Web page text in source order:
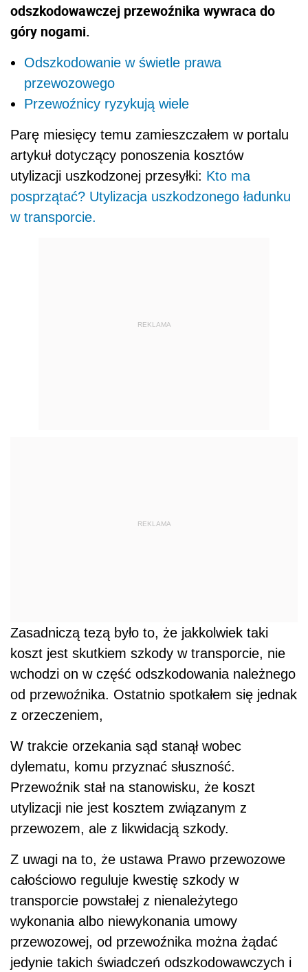
odszkodowawczej przewoźnika wywraca do
góry nogami.
Odszkodowanie w świetle prawa
przewozowego
Przewoźnicy ryzykują wiele
Parę miesięcy temu zamieszczałem w portalu
artykuł dotyczący ponoszenia kosztów
utylizacji uszkodzonej przesyłki: Kto ma
posprzątać? Utylizacja uszkodzonego ładunku
w transporcie.
REKLAMA
REKLAMA
Zasadniczą tezą było to, że jakkolwiek taki
koszt jest skutkiem szkody w transporcie, nie
wchodzi on w część odszkodowania należnego
od przewoźnika. Ostatnio spotkałem się jednak
z orzeczeniem,
W trakcie orzekania sąd stanął wobec
dylematu, komu przyznać słuszność.
Przewoźnik stał na stanowisku, że koszt
utylizacji nie jest kosztem związanym z
przewozem, ale z likwidacją szkody.
Z uwagi na to, że ustawa Prawo przewozowe
całościowo reguluje kwestię szkody w
transporcie powstałej z nienależytego
wykonania albo niewykonania umowy
przewozowej, od przewoźnika można żądać
jedynie takich świadczeń odszkodowawczych i